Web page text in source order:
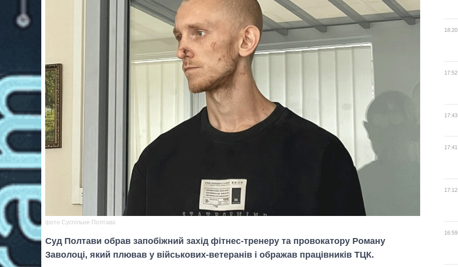
фото Суспільне Полтава
Суд Полтави обрав запобіжний захід фітнес-тренеру та провокатору Роману
Заволоці, який плював у військових-ветеранів і ображав працівників ТЦК.
18:20
17:52
17:43
17:41
17:12
16:59